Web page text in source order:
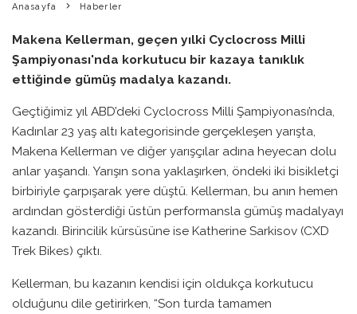
Anasayfa Haberler
Makena Kellerman, geçen yılki Cyclocross Milli
Şampiyonası'nda korkutucu bir kazaya tanıklık
ettiğinde gümüş madalya kazandı.
Geçtiğimiz yıl ABD’deki Cyclocross Milli Şampiyonası’nda,
Kadınlar 23 yaş altı kategorisinde gerçekleşen yarışta,
Makena Kellerman ve diğer yarışçılar adına heyecan dolu
anlar yaşandı. Yarışın sona yaklaşırken, öndeki iki bisikletçi
birbiriyle çarpışarak yere düştü. Kellerman, bu anın hemen
ardından gösterdiği üstün performansla gümüş madalyayı
kazandı. Birincilik kürsüsüne ise Katherine Sarkisov (CXD
Trek Bikes) çıktı.
Kellerman, bu kazanın kendisi için oldukça korkutucu
olduğunu dile getirirken, “Son turda tamamen